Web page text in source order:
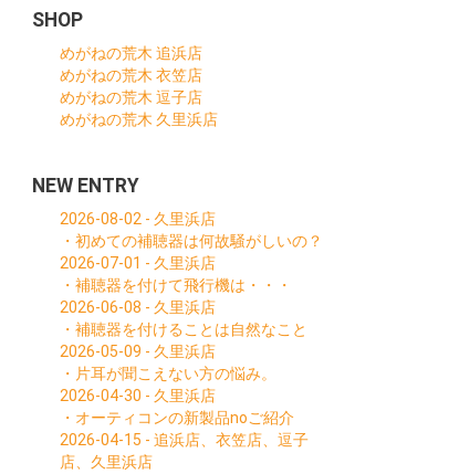
SHOP
めがねの荒木 追浜店
めがねの荒木 衣笠店
めがねの荒木 逗子店
めがねの荒木 久里浜店
NEW ENTRY
2026-08-02 - 久里浜店
・初めての補聴器は何故騒がしいの？
2026-07-01 - 久里浜店
・補聴器を付けて飛行機は・・・
2026-06-08 - 久里浜店
・補聴器を付けることは自然なこと
2026-05-09 - 久里浜店
・片耳が聞こえない方の悩み。
2026-04-30 - 久里浜店
・オーティコンの新製品noご紹介
2026-04-15 - 追浜店、衣笠店、逗子
店、久里浜店